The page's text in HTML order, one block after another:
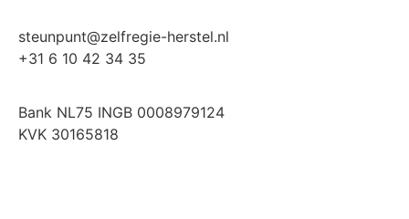
steunpunt@zelfregie-herstel.nl
+31 6 10 42 34 35
Bank NL75 INGB 0008979124
KVK 30165818